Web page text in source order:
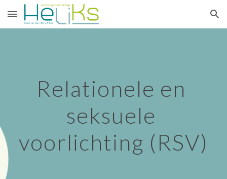
Skip to main content Skip to navigation
Relationele en
seksuele
voorlichting (RSV)